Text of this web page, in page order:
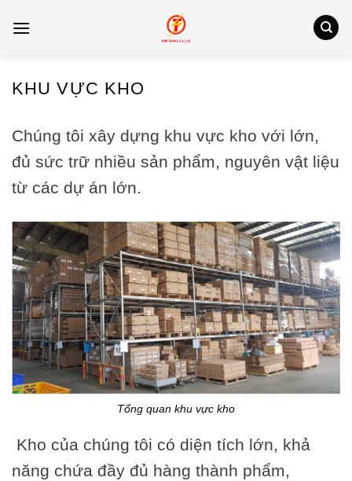
qua
KHU VỰC KHO
Chúng tôi xây dựng khu vực kho với lớn,
đủ sức trữ nhiều sản phẩm, nguyên vật liệu
từ các dự án lớn.
Tổng quan khu vực kho
Kho của chúng tôi có diện tích lớn, khả
năng chứa đầy đủ hàng thành phẩm,